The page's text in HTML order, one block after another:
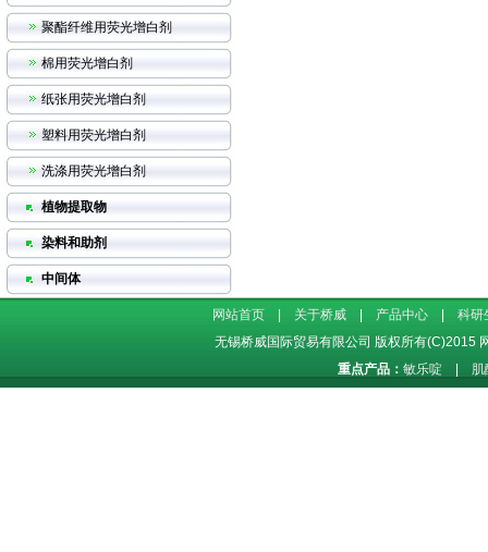
聚酯纤维用荧光增白剂
棉用荧光增白剂
纸张用荧光增白剂
塑料用荧光增白剂
洗涤用荧光增白剂
植物提取物
染料和助剂
中间体
网站首页 关于桥威 产品中心
科研
无锡桥威国际贸易有限公司 版权所有(C)2015
重点产品： 敏乐啶 肌